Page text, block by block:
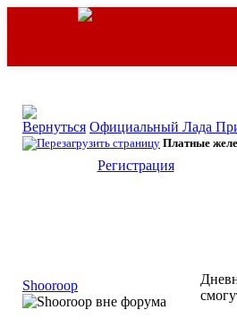
Официальный Лада
Платные
Регистрация
Shooroop